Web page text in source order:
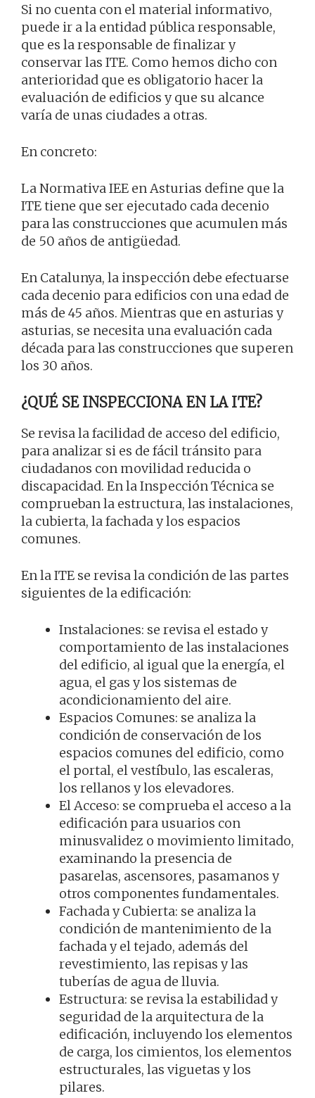
Si no cuenta con el material informativo,
puede ir a la entidad pública responsable,
que es la responsable de finalizar y
conservar las ITE. Como hemos dicho con
anterioridad que es obligatorio hacer la
evaluación de edificios y que su alcance
varía de unas ciudades a otras.
En concreto:
La Normativa IEE en Asturias define que la
ITE tiene que ser ejecutado cada decenio
para las construcciones que acumulen más
de 50 años de antigüedad.
En Catalunya, la inspección debe efectuarse
cada decenio para edificios con una edad de
más de 45 años. Mientras que en asturias y
asturias, se necesita una evaluación cada
década para las construcciones que superen
los 30 años.
¿QUÉ SE INSPECCIONA EN LA ITE?
Se revisa la facilidad de acceso del edificio,
para analizar si es de fácil tránsito para
ciudadanos con movilidad reducida o
discapacidad. En la Inspección Técnica se
comprueban la estructura, las instalaciones,
la cubierta, la fachada y los espacios
comunes.
En la ITE se revisa la condición de las partes
siguientes de la edificación:
Instalaciones: se revisa el estado y
comportamiento de las instalaciones
del edificio, al igual que la energía, el
agua, el gas y los sistemas de
acondicionamiento del aire.
Espacios Comunes: se analiza la
condición de conservación de los
espacios comunes del edificio, como
el portal, el vestíbulo, las escaleras,
los rellanos y los elevadores.
El Acceso: se comprueba el acceso a la
edificación para usuarios con
minusvalidez o movimiento limitado,
examinando la presencia de
pasarelas, ascensores, pasamanos y
otros componentes fundamentales.
Fachada y Cubierta: se analiza la
condición de mantenimiento de la
fachada y el tejado, además del
revestimiento, las repisas y las
tuberías de agua de lluvia.
Estructura: se revisa la estabilidad y
seguridad de la arquitectura de la
edificación, incluyendo los elementos
de carga, los cimientos, los elementos
estructurales, las viguetas y los
pilares.